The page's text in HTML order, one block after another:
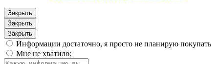
Закрыть
Закрыть
Закрыть
Информации достаточно, я просто не планирую покупать
Мне не хватило: